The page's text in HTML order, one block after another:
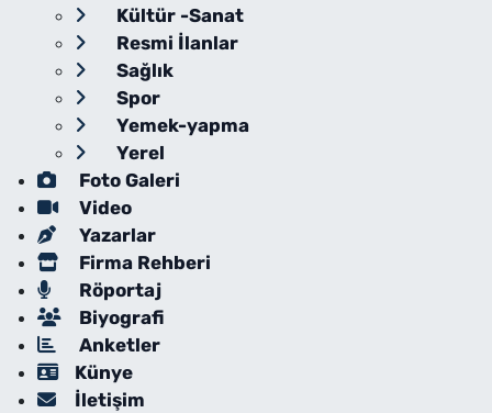
Kültür -Sanat
Resmi İlanlar
Sağlık
Spor
Yemek-yapma
Yerel
Foto Galeri
Video
Yazarlar
Firma Rehberi
Röportaj
Biyografi
Anketler
Künye
İletişim